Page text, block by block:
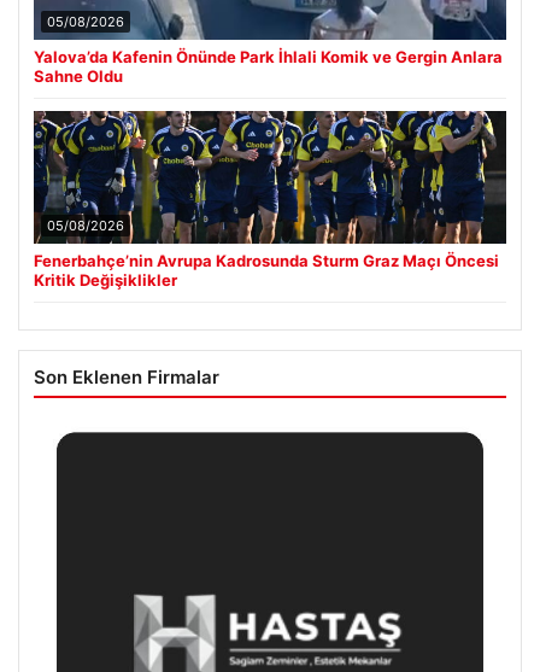
05/08/2026
Yalova’da Kafenin Önünde Park İhlali Komik ve Gergin Anlara
Sahne Oldu
05/08/2026
Fenerbahçe’nin Avrupa Kadrosunda Sturm Graz Maçı Öncesi
Kritik Değişiklikler
Son Eklenen Firmalar